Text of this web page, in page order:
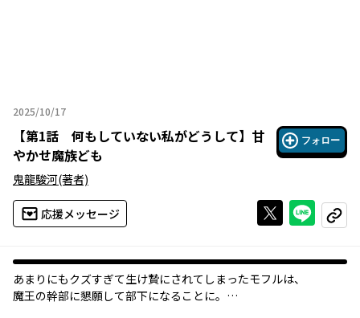
2025/10/17
2025年10月17日
【第1話 何もしていない私がどうして】 甘
やかせ魔族ども
フォロー
鬼龍駿河(著者)
応援メッセージ Xで投稿する
ライン
コピー
あまりにもクズすぎて生け贄にされてしまったモフルは、
魔王の幹部に懇願して部下になることに――。